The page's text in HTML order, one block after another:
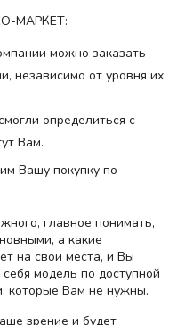
МАРКЕТ:
можно заказать
независимо от уровня их
определиться с
Вам.
Вашу покупку по
главное понимать,
а какие
на свои места, и Вы
модель по доступной
которые Вам не нужны.
зрение и будет